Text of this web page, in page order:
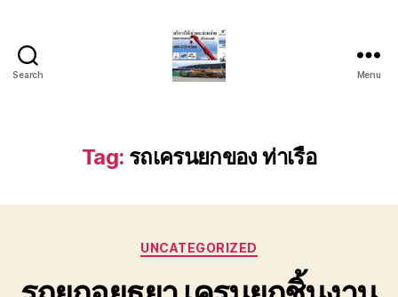
Search
รถ
เครน
เฮี๊ยบ
สไลด์
เครื่องจักร
Menu
Tag: รถเครนยกของ ท่าเรือ
Categories
UNCATEGORIZED